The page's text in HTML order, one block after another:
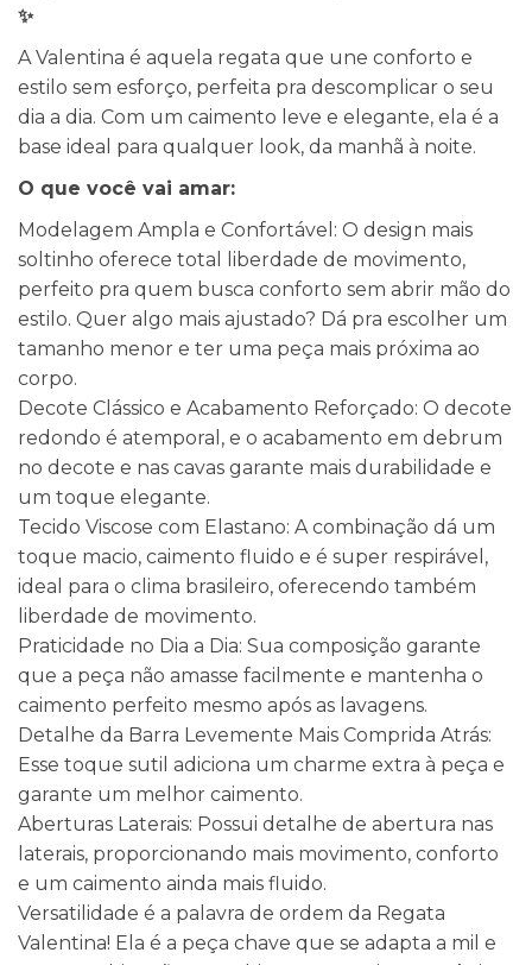
✨
A Valentina é aquela regata que une conforto e
estilo sem esforço, perfeita pra descomplicar o seu
dia a dia. Com um caimento leve e elegante, ela é a
base ideal para qualquer look, da manhã à noite.
O que você vai amar:
Modelagem Ampla e Confortável: O design mais
soltinho oferece total liberdade de movimento,
perfeito pra quem busca conforto sem abrir mão do
estilo. Quer algo mais ajustado? Dá pra escolher um
tamanho menor e ter uma peça mais próxima ao
corpo.
Decote Clássico e Acabamento Reforçado: O decote
redondo é atemporal, e o acabamento em debrum
no decote e nas cavas garante mais durabilidade e
um toque elegante.
Tecido Viscose com Elastano: A combinação dá um
toque macio, caimento fluido e é super respirável,
ideal para o clima brasileiro, oferecendo também
liberdade de movimento.
Praticidade no Dia a Dia: Sua composição garante
que a peça não amasse facilmente e mantenha o
caimento perfeito mesmo após as lavagens.
Detalhe da Barra Levemente Mais Comprida Atrás:
Esse toque sutil adiciona um charme extra à peça e
garante um melhor caimento.
Aberturas Laterais: Possui detalhe de abertura nas
laterais, proporcionando mais movimento, conforto
e um caimento ainda mais fluido.
Versatilidade é a palavra de ordem da Regata
Valentina! Ela é a peça chave que se adapta a mil e